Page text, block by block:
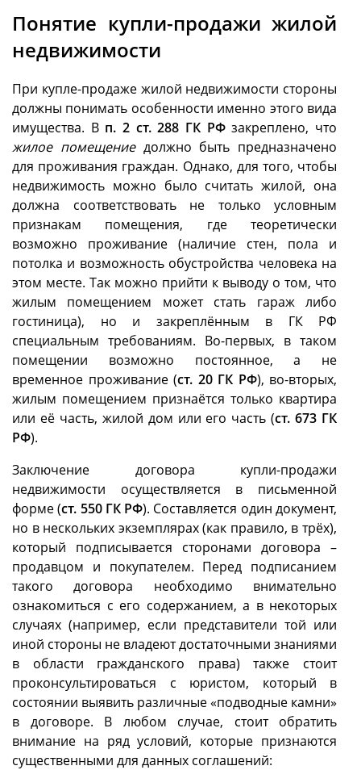
Понятие купли-продажи жилой
недвижимости
При купле-продаже жилой недвижимости стороны
должны понимать особенности именно этого вида
имущества. В п. 2 ст. 288 ГК РФзакреплено, что
жилое помещениедолжно быть предназначено
для проживания граждан. Однако, для того, чтобы
недвижимость можно было считать жилой, она
должна соответствовать не только условным
признакам помещения, где теоретически
возможно проживание (наличие стен, пола и
потолка и возможность обустройства человека на
этом месте. Так можно прийти к выводу о том, что
жилым помещением может стать гараж либо
гостиница), но и закреплённым в ГК РФ
специальным требованиям. Во-первых, в таком
помещении возможно постоянное, а не
временное проживание (ст. 20 ГК РФ), во-вторых,
жилым помещением признаётся только квартира
или её часть, жилой дом или его часть (ст. 673 ГК
РФ).
Заключение договора купли-продажи
недвижимости осуществляется в письменной
форме (ст. 550 ГК РФ). Составляется один документ,
но в нескольких экземплярах (как правило, в трёх),
который подписывается сторонами договора –
продавцом и покупателем. Перед подписанием
такого договора необходимо внимательно
ознакомиться с его содержанием, а в некоторых
случаях (например, если представители той или
иной стороны не владеют достаточными знаниями
в области гражданского права) также стоит
проконсультироваться с юристом, который в
состоянии выявить различные «подводные камни»
в договоре. В любом случае, стоит обратить
внимание на ряд условий, которые признаются
существенными для данных соглашений: